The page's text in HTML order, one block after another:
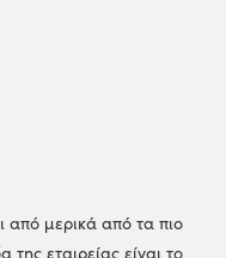
από μερικά από τα πιο
εταιρείας είναι το